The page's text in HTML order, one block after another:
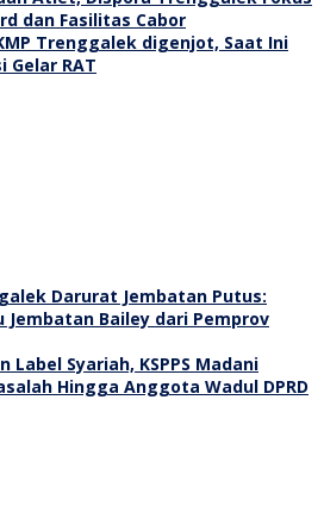
dan Fasilitas Cabor
Trenggalek digenjot, Saat Ini
Gelar RAT
Darurat Jembatan Putus:
Jembatan Bailey dari Pemprov
Label Syariah, KSPPS Madani
Hingga Anggota Wadul DPRD